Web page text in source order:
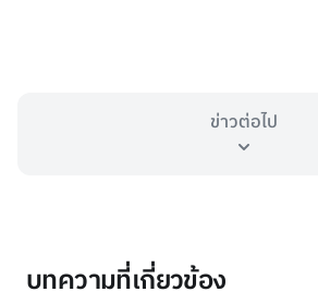
ข่าวต่อไป
บทความที่เกี่ยวข้อง